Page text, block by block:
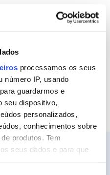
processamos os seus
número IP, usando
guardarmos e
seu dispositivo,
personalizados,
conhecimentos sobre
produtos. Tem
seus dados e para que